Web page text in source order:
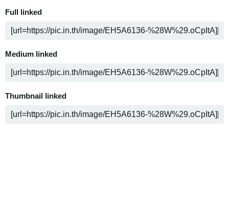
Full linked
Medium linked
Thumbnail linked